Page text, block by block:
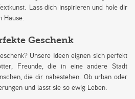
Lass dich inspirieren und hole dir
Hause.
Geschenk
Unsere Ideen eignen sich perfekt
Freunde, die in eine andere Stadt
die dir nahestehen. Ob urban oder
und lasst sie so ewig Leben.